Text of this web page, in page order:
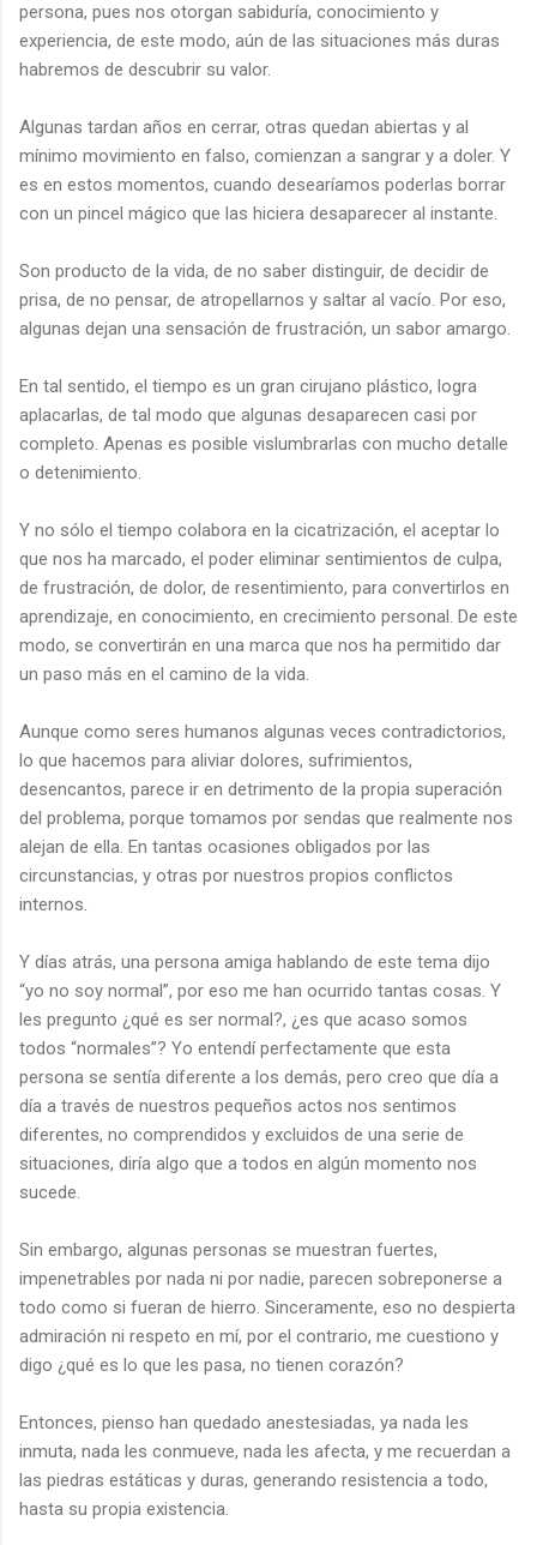
persona, pues nos otorgan sabiduría, conocimiento y
experiencia, de este modo, aún de las situaciones más duras
habremos de descubrir su valor.
Algunas tardan años en cerrar, otras quedan abiertas y al
mínimo movimiento en falso, comienzan a sangrar y a doler. Y
es en estos momentos, cuando desearíamos poderlas borrar
con un pincel mágico que las hiciera desaparecer al instante.
Son producto de la vida, de no saber distinguir, de decidir de
prisa, de no pensar, de atropellarnos y saltar al vacío. Por eso,
algunas dejan una sensación de frustración, un sabor amargo.
En tal sentido, el tiempo es un gran cirujano plástico, logra
aplacarlas, de tal modo que algunas desaparecen casi por
completo. Apenas es posible vislumbrarlas con mucho detalle
o detenimiento.
Y no sólo el tiempo colabora en la cicatrización, el aceptar lo
que nos ha marcado, el poder eliminar sentimientos de culpa,
de frustración, de dolor, de resentimiento, para convertirlos en
aprendizaje, en conocimiento, en crecimiento personal. De este
modo, se convertirán en una marca que nos ha permitido dar
un paso más en el camino de la vida.
Aunque como seres humanos algunas veces contradictorios,
lo que hacemos para aliviar dolores, sufrimientos,
desencantos, parece ir en detrimento de la propia superación
del problema, porque tomamos por sendas que realmente nos
alejan de ella. En tantas ocasiones obligados por las
circunstancias, y otras por nuestros propios conflictos
internos.
Y días atrás, una persona amiga hablando de este tema dijo
“yo no soy normal”, por eso me han ocurrido tantas cosas. Y
les pregunto ¿qué es ser normal?, ¿es que acaso somos
todos “normales”? Yo entendí perfectamente que esta
persona se sentía diferente a los demás, pero creo que día a
día a través de nuestros pequeños actos nos sentimos
diferentes, no comprendidos y excluidos de una serie de
situaciones, diría algo que a todos en algún momento nos
sucede.
Sin embargo, algunas personas se muestran fuertes,
impenetrables por nada ni por nadie, parecen sobreponerse a
todo como si fueran de hierro. Sinceramente, eso no despierta
admiración ni respeto en mí, por el contrario, me cuestiono y
digo ¿qué es lo que les pasa, no tienen corazón?
Entonces, pienso han quedado anestesiadas, ya nada les
inmuta, nada les conmueve, nada les afecta, y me recuerdan a
las piedras estáticas y duras, generando resistencia a todo,
hasta su propia existencia.